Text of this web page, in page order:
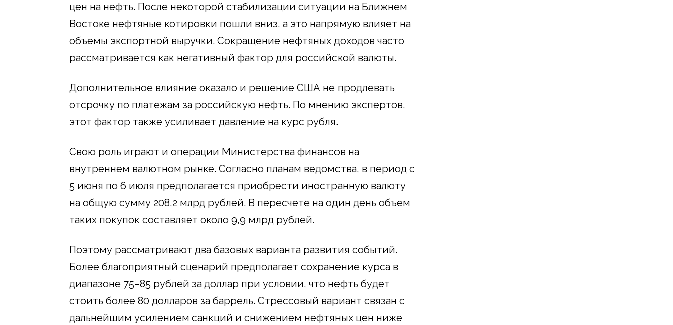
цен на нефть. После некоторой стабилизации ситуации на Ближнем
Востоке нефтяные котировки пошли вниз, а это напрямую влияет на
объемы экспортной выручки. Сокращение нефтяных доходов часто
рассматривается как негативный фактор для российской валюты.
Дополнительное влияние оказало и решение США не продлевать
отсрочку по платежам за российскую нефть. По мнению экспертов,
этот фактор также усиливает давление на курс рубля.
Свою роль играют и операции Министерства финансов на
внутреннем валютном рынке. Согласно планам ведомства, в период с
5 июня по 6 июля предполагается приобрести иностранную валюту
на общую сумму 208,2 млрд рублей. В пересчете на один день объем
таких покупок составляет около 9,9 млрд рублей.
Поэтому рассматривают два базовых варианта развития событий.
Более благоприятный сценарий предполагает сохранение курса в
диапазоне 75–85 рублей за доллар при условии, что нефть будет
стоить более 80 долларов за баррель. Стрессовый вариант связан с
дальнейшим усилением санкций и снижением нефтяных цен ниже